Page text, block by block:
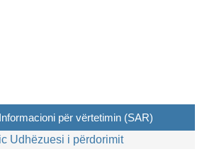
për vërtetimin (SAR)
Udhëzuesi i përdorimit